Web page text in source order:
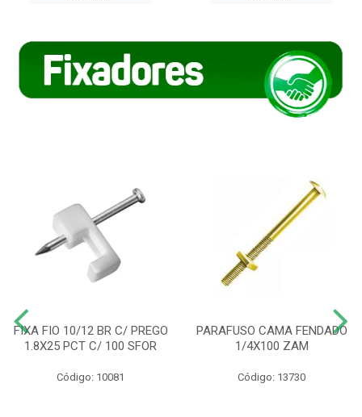
FIXA FIO 10/12 BR C/ PREGO
1.8X25 PCT C/ 100 SFOR
Código: 10081
PARAFUSO CAMA FENDADO
1/4X100 ZAM
Código: 13730